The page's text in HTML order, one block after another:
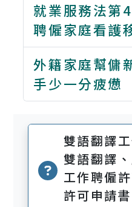
就業服務法第
聘僱家庭看護
外籍家庭幫傭
手少一分疲憊
雙語翻譯
雙語翻譯
工作聘僱
許可申請書